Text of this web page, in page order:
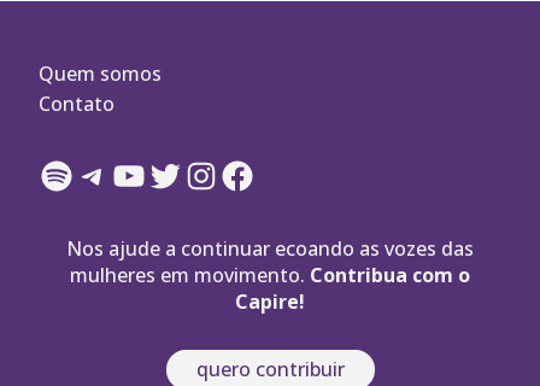
Quem somos
Contato
Spotify
Telegram
YouTube
Twitter
Instagram
Facebook
Nos ajude a continuar ecoando as vozes das
mulheres em movimento. Contribua com o
Capire!
quero contribuir